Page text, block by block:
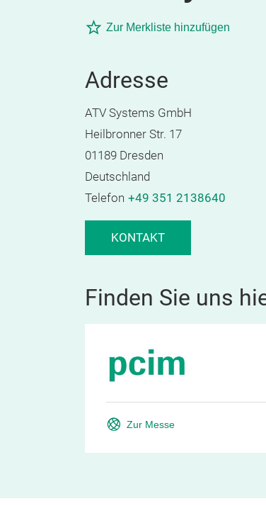
Zur Merkliste hinzufügen
Adresse
ATV Systems GmbH
Heilbronner Str. 17
01189 Dresden
Deutschland
Telefon +49 351 2138640
KONTAKT
Finden Sie uns
Zur Messe